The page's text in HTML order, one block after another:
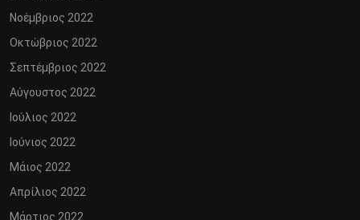
Νοέμβριος 2022
Οκτώβριος 2022
Σεπτέμβριος 2022
Αύγουστος 2022
Ιούλιος 2022
Ιούνιος 2022
Μάιος 2022
Απρίλιος 2022
Μάρτιος 2022